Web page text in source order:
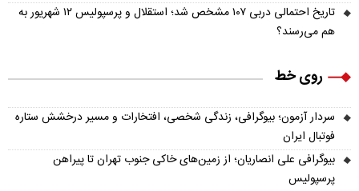
تاریخ احتمالی دربی ۱۰۷ مشخص شد؛ استقلال و پرسپولیس ۱۲ شهریور به
هم می‌رسند؟
روی خط
سردار آزمون؛ بیوگرافی، زندگی شخصی، افتخارات و مسیر درخشش ستاره
فوتبال ایران
بیوگرافی علی انصاریان؛ از زمین‌های خاکی جنوب تهران تا پیراهن
پرسپولیس